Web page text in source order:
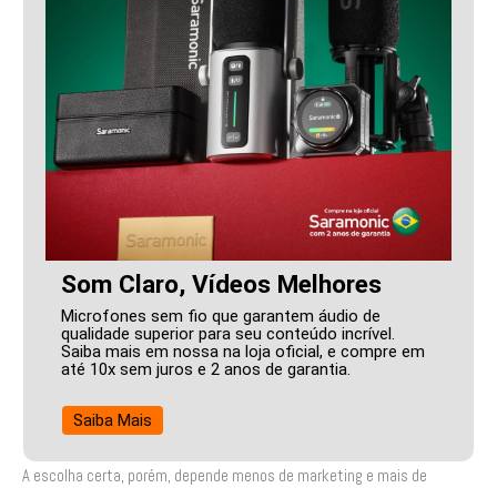
Som Claro, Vídeos Melhores
Microfones sem fio que garantem áudio de
qualidade superior para seu conteúdo incrível.
Saiba mais em nossa na loja oficial, e compre em
até 10x sem juros e 2 anos de garantia.
Saiba Mais
A escolha certa, porém, depende menos de marketing e mais de